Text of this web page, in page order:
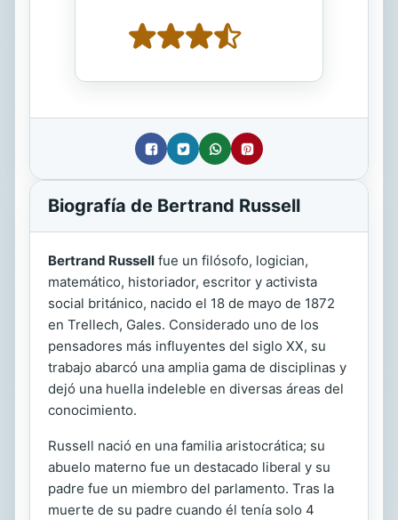
Biografía de Bertrand Russell
Bertrand Russell fue un filósofo, logician,
matemático, historiador, escritor y activista
social británico, nacido el 18 de mayo de 1872
en Trellech, Gales. Considerado uno de los
pensadores más influyentes del siglo XX, su
trabajo abarcó una amplia gama de disciplinas y
dejó una huella indeleble en diversas áreas del
conocimiento.
Russell nació en una familia aristocrática; su
abuelo materno fue un destacado liberal y su
padre fue un miembro del parlamento. Tras la
muerte de su padre cuando él tenía solo 4